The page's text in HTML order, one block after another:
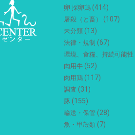
卵 採卵鶏 (414)
屠殺（と畜） (107)
未分類 (13)
法律・規制 (67)
環境、食糧、持続可能性
肉用牛 (52)
肉用鶏 (117)
調査 (31)
豚 (155)
輸送・保管 (28)
魚・甲殻類 (7)